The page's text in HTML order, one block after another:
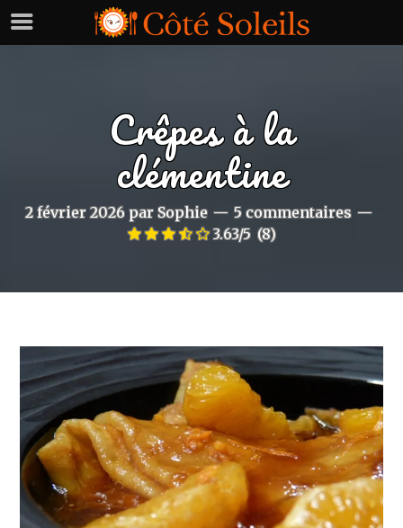
Crêpes à la
clémentine
2 février 2026 par Sophie
5 commentaires
3.63/5 (8)